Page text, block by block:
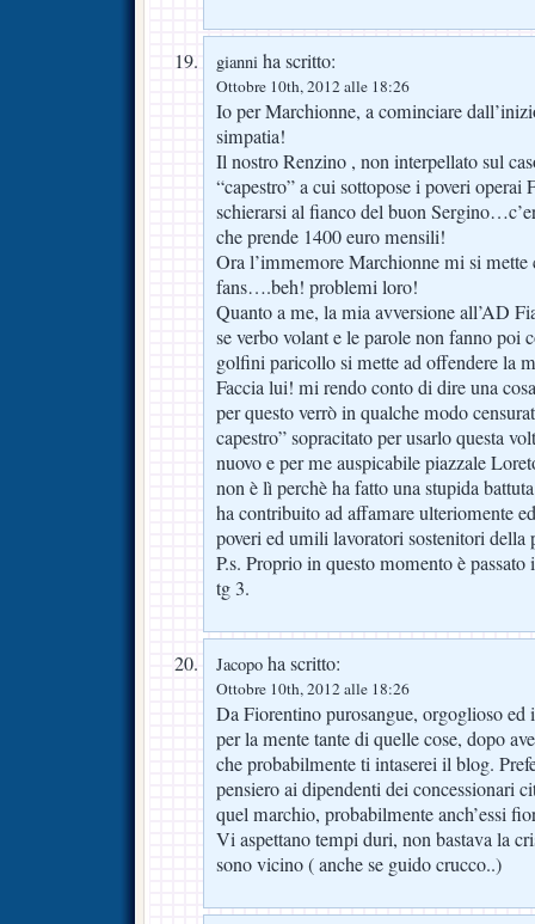
gianni ha scritto:
Ottobre 10th, 2012 alle 18:26
Io per Marchionne, a cominciare
simpatia!
Il nostro Renzino , non interpellato sul
“capestro” a cui sottopose i poveri operai
schierarsi al fianco del buon
che prende 1400 euro mensili!
Ora l’immemore Marchionne mi si
fans….beh! problemi loro!
Quanto a me, la mia avversione all’AD
se verbo volant e le parole non fanno poi
golfini paricollo si mette ad offendere la
Faccia lui! mi rendo conto di dire una
per questo verrò in qualche modo
capestro” sopracitato per usarlo questa
nuovo e per me auspicabile piazzale
non è lì perchè ha fatto una stupida
ha contribuito ad affamare ulteriomente
poveri ed umili lavoratori sostenitori
P.s. Proprio in questo momento è
tg 3.
Jacopo ha scritto:
Ottobre 10th, 2012 alle 18:26
Da Fiorentino purosangue, orgoglioso ed
per la mente tante di quelle cose, dopo
che probabilmente ti intaserei il blog.
pensiero ai dipendenti dei concessionari
quel marchio, probabilmente anch’essi
Vi aspettano tempi duri, non bastava la
sono vicino ( anche se guido crucco..)